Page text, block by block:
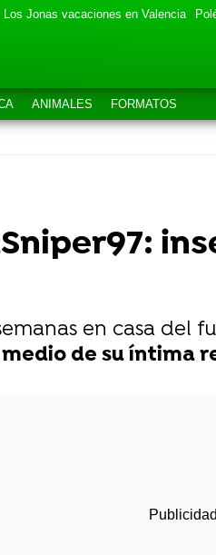
Los Jonas vacaciones en Valencia
ANIMALES FORMATOS
en casa
de su íntima